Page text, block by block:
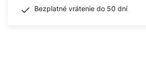
Bezplatné vrátenie do 50 dní